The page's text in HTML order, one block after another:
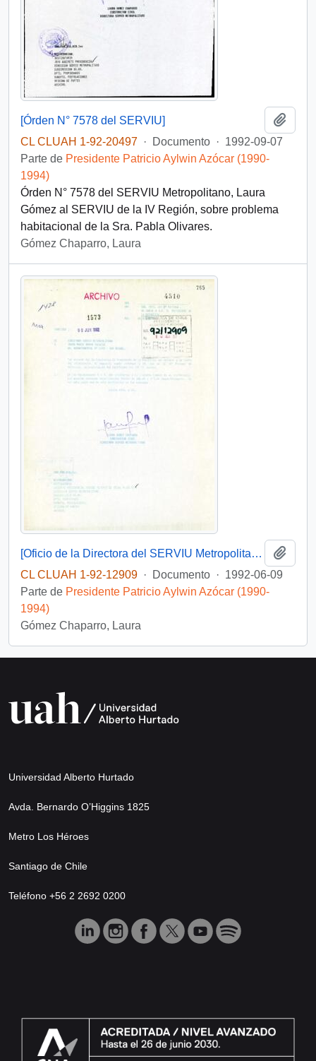
[Órden N° 7578 del SERVIU]
CL CLUAH 1-92-20497 · Documento · 1992-09-07
Parte de Presidente Patricio Aylwin Azócar (1990-
1994)
Órden N° 7578 del SERVIU Metropolitano, Laura
Gómez al SERVIU de la IV Región, sobre problema
habitacional de la Sra. Pabla Olivares.
Gómez Chaparro, Laura
[Oficio de la Directora del SERVIU Metropolitano ante solicitud de particular]
CL CLUAH 1-92-12909 · Documento · 1992-06-09
Parte de Presidente Patricio Aylwin Azócar (1990-
1994)
Gómez Chaparro, Laura
Universidad Alberto Hurtado
Avda. Bernardo O’Higgins 1825
Metro Los Héroes
Santiago de Chile
Teléfono +56 2 2692 0200